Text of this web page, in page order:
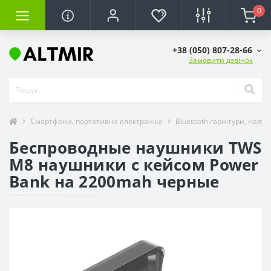
0
+38 (050) 807-28-66
Замовити дзвінок
Смартфони, портативна електроніка Bluetooth гарнітури,
Беспроводные наушники TWS
M8 наушники с кейсом Power
Bank на 2200mah черные